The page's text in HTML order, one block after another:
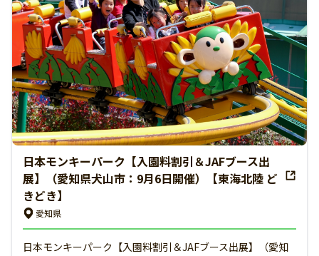
日本モンキーパーク【入園料割引＆JAFブース出
展】（愛知県犬山市：9月6日開催）【東海北陸 ど
きどき】
愛知県
日本モンキーパーク【入園料割引＆JAFブース出展】（愛知